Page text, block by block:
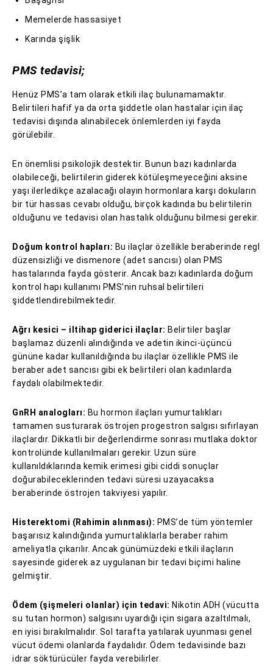
Memelerde hassasiyet
Karında şişlik
PMS tedavisi;
Henüz PMS’a tam olarak etkili ilaç bulunamamaktır.
Belirtileri hafif ya da orta şiddetle olan hastalar için ilaç
tedavisi dışında alınabilecek önlemlerden iyi fayda
görülebilir.
En önemlisi psikolojik destektir. Bunun bazı kadınlarda
olabileceği, belirtilerin giderek kötüleşmeyeceğini aksine
yaşı ilerledikçe azalacağı olayın hormonlara karşı dokuların
bir tür hassas cevabı olduğu, birçok kadında bu belirtilerin
olduğunu ve tedavisi olan hastalık olduğunu bilmesi gerekir.
Doğum kontrol hapları: Bu ilaçlar özellikle beraberinde regl
düzensizliği ve dismenore (adet sancısı) olan PMS
hastalarında fayda gösterir. Ancak bazı kadınlarda doğum
kontrol hapı kullanımı PMS’nin ruhsal belirtileri
şiddetlendirebilmektedir.
Ağrı kesici – iltihap giderici ilaçlar: Belirtiler başlar
başlamaz düzenli alındığında ve adetin ikinci-üçüncü
gününe kadar kullanıldığında bu ilaçlar özellikle PMS ile
beraber adet sancısı gibi ek belirtileri olan kadınlarda
faydalı olabilmektedir.
GnRH analogları: Bu hormon ilaçları yumurtalıkları
tamamen susturarak östrojen progestron salgısı sıfırlayan
ilaçlardır. Dikkatli bir değerlendirme sonrası mutlaka doktor
kontrolünde kullanılmaları gerekir. Uzun süre
kullanıldıklarında kemik erimesi gibi ciddi sonuçlar
doğurabileceklerinden tedavi süresi uzayacaksa
beraberinde östrojen takviyesi yapılır.
Histerektomi (Rahimin alınması): PMS’de tüm yöntemler
başarısız kalındığında yumurtalıklarla beraber rahim
ameliyatla çıkarılır. Ancak günümüzdeki etkili ilaçların
sayesinde giderek az uygulanan bir tedavi biçimi haline
gelmiştir.
Ödem (şişmeleri olanlar) için tedavi: Nikotin ADH (vücutta
su tutan hormon) salgısını uyardığı için sigara azaltılmalı,
en iyisi bırakılmalıdır. Sol tarafta yatılarak uyunması genel
vücut ödemi olanlarda faydalıdır. Ödem tedavisinde bazı
idrar söktürücüler fayda verebilirler.